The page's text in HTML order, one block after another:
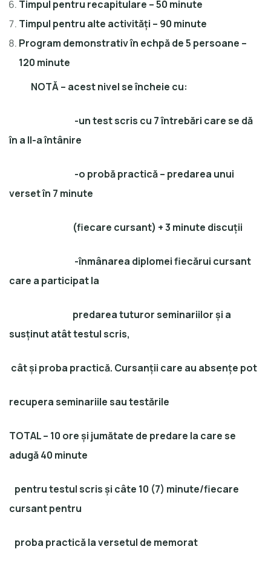
Timpul pentru recapitulare – 50 minute
Timpul pentru alte activități – 90 minute
Program demonstrativ în echpă de 5 persoane –
120 minute
NOTĂ – acest nivel se încheie cu:
-un test scris cu 7 întrebări care se dă
în a II-a întânire
-o probă practică – predarea unui
verset în 7 minute
(fiecare cursant) + 3 minute discuții
-înmânarea diplomei fiecărui cursant
care a participat la
predarea tuturor seminariilor și a
susținut atât testul scris,
cât și proba practică. Cursanții care au absențe pot
recupera seminariile sau testările
TOTAL– 10 ore și jumătate de predare la care se
adugă 40 minute
pentru testul scris și câte 10 (7) minute/fiecare
cursant pentru
proba practică la versetul de memorat